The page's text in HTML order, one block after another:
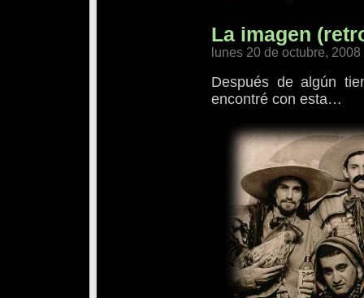
La imagen
lunes 20 de octubre,
Después de algún
encontré con esta…